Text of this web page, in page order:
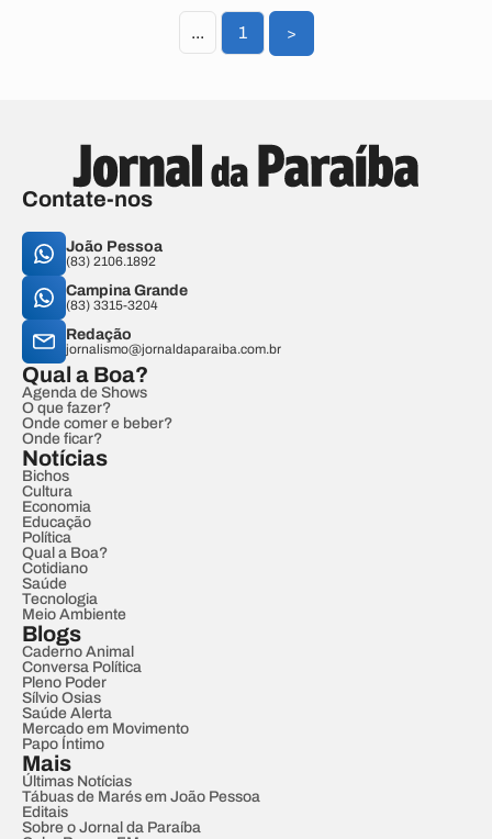
... 1 >
Contate-nos
João Pessoa
(83) 2106.1892
Campina Grande
(83) 3315-3204
Redação
jornalismo@jornaldaparaiba.com.br
Qual a Boa?
Agenda de Shows
O que fazer?
Onde comer e beber?
Onde ficar?
Notícias
Bichos
Cultura
Economia
Educação
Política
Qual a Boa?
Cotidiano
Saúde
Tecnologia
Meio Ambiente
Blogs
Caderno Animal
Conversa Política
Pleno Poder
Sílvio Osias
Saúde Alerta
Mercado em Movimento
Papo Íntimo
Mais
Últimas Notícias
Tábuas de Marés em João Pessoa
Editais
Sobre o Jornal da Paraíba